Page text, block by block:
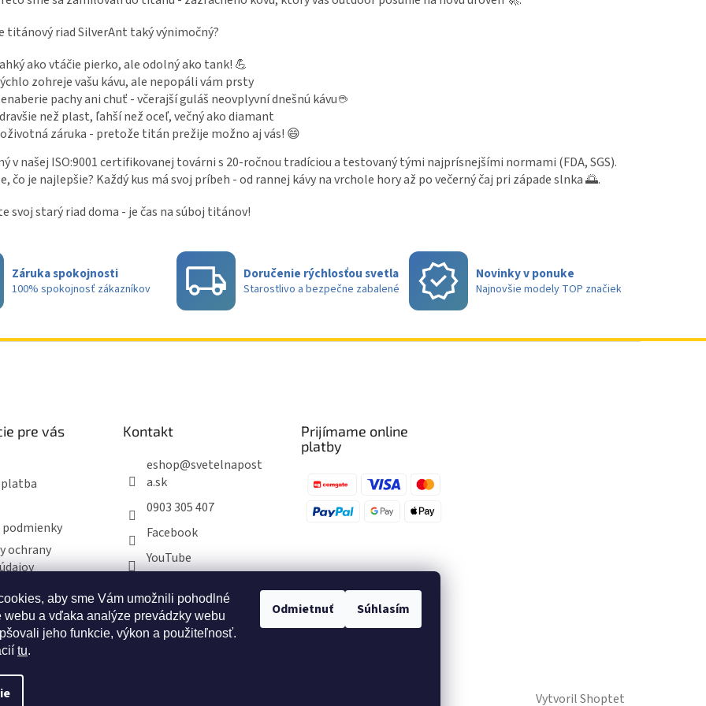
aby sme Vám umožnili pohodlné
webu a vďaka analýze prevádzky webu
jeho funkcie, výkon a použiteľnosť.
tu.
Odmietnuť Súhlasím
c
k
v
ý
i
s
a
titánový riad SilverAnt taký výnimočný?
ako vtáčie pierko, ale odolný ako tank! 💪
zohreje vašu kávu, ale nepopáli vám prsty
pachy ani chuť - včerajší guláš neovplyvní dnešnú kávu ☕
než plast, ľahší než oceľ, večný ako diamant
záruka - pretože titán prežije možno aj vás! 😄
v našej ISO:9001 certifikovanej továrni s 20-ročnou tradíciou a testovaný tými najprísnejšími normami (FDA, SGS).
čo je najlepšie? Každý kus má svoj príbeh - od rannej kávy na vrchole hory až po večerný čaj pri západe slnka 🌅.
svoj starý riad doma - je čas na súboj titánov!
Záruka spokojnosti
100% spokojnosť zákazníkov
Doručenie rýchlosťou svetla
Starostlivo a bezpečne zabalené
Novinky v ponuke
Najnovšie modely TOP značiek
pre vás
platba
ochrany
obchodu
Svetla
Kontakt
eshop@svetelnapost
a.sk
0903 305 407
Facebook
YouTube
Prijímame online
platby
Vytvoril Shoptet